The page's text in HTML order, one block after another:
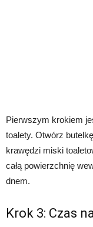
Pierwszym krokiem
toalety. Otwórz
krawędzi miski
całą powierzchnię
dnem.
Krok 3: Czas